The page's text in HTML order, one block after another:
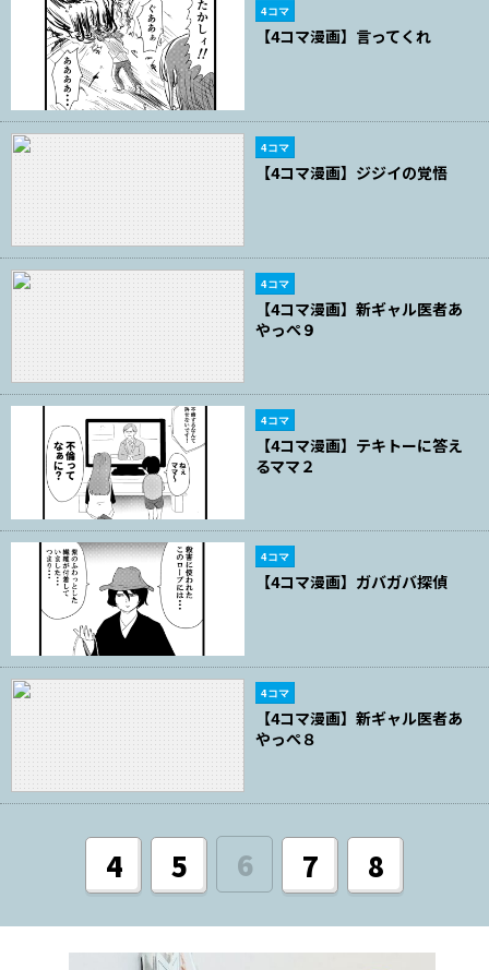
4コマ
【4コマ漫画】言ってくれ
4コマ
【4コマ漫画】ジジイの覚悟
4コマ
【4コマ漫画】新ギャル医者あ
やっぺ９
4コマ
【4コマ漫画】テキトーに答え
るママ２
4コマ
【4コマ漫画】ガバガバ探偵
4コマ
【4コマ漫画】新ギャル医者あ
やっぺ８
4 5 6 7 8